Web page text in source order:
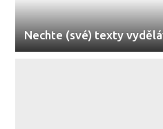
Nechte (své) texty